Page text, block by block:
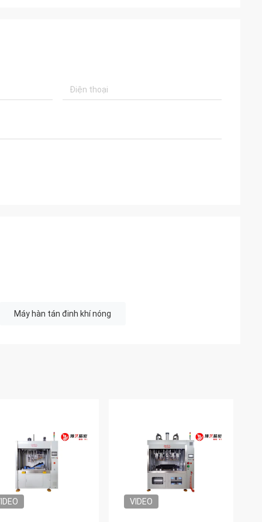
Máy hàn tán đinh khí nóng
VIDEO